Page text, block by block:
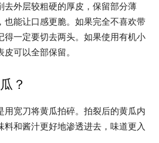
去外层较粗硬的厚皮，保留部分薄
也能让口感更脆。如果完全不喜欢带
得一定要切去两头。如果使用有机小
可以全部保留。
？
用宽刀将黄瓜拍碎。拍裂后的黄瓜内
料和酱汁更好地渗透进去，味道更入